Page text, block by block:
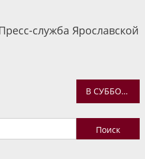
служба Ярославской
В СУББОТУ В ХРАМАХ ЕПАРХИИ БУДУТ ПОМИНАТЬ УСОПШИХ
Найти: